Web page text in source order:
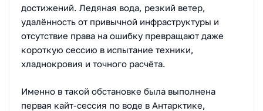
достижений. Ледяная вода, резкий ветер,
удалённость от привычной инфраструктуры и
отсутствие права на ошибку превращают даже
короткую сессию в испытание техники,
хладнокровия и точного расчёта.
Именно в такой обстановке была выполнена
первая кайт-сессия по воде в Антарктике,